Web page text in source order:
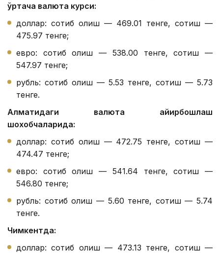
ўртача валюта курси:
доллар: сотиб олиш — 469.01 тенге, сотиш —
475.97 тенге;
евро: сотиб олиш — 538.00 тенге, сотиш —
547.97 тенге;
рубль: сотиб олиш — 5.53 тенге, сотиш — 5.73
тенге.
Алматидаги валюта айирбошлаш
шохобчаларида:
доллар: сотиб олиш — 472.75 тенге, сотиш —
474.47 тенге;
евро: сотиб олиш — 541.64 тенге, сотиш —
546.80 тенге;
рубль: сотиб олиш — 5.60 тенге, сотиш — 5.74
тенге.
Чимкентда:
доллар: сотиб олиш — 473.13 тенге, сотиш —